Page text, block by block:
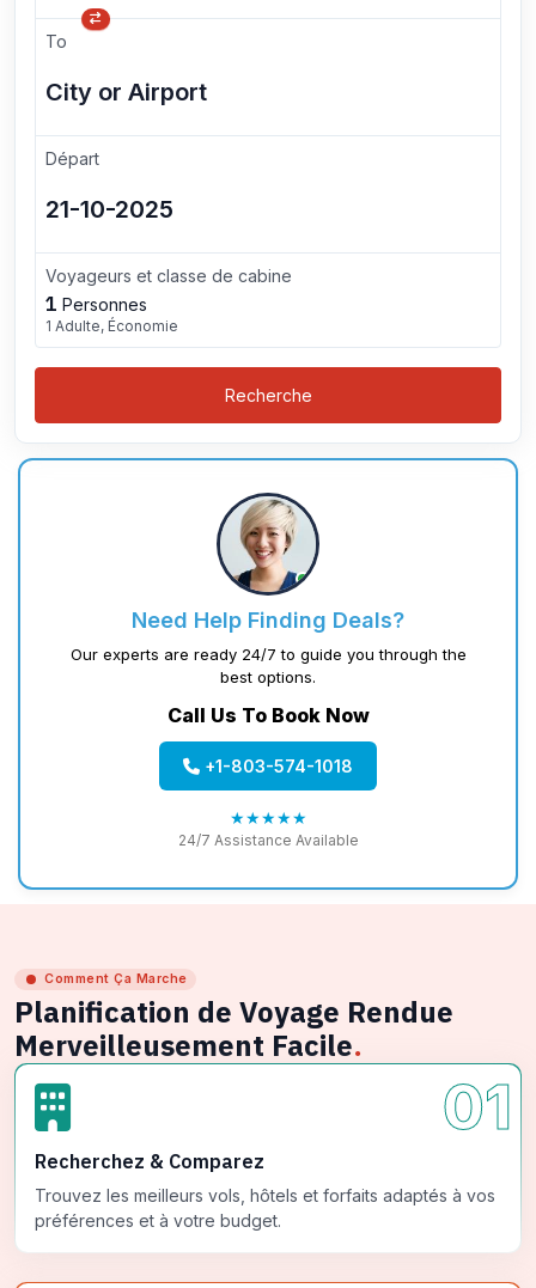
To
Départ
Voyageurs et classe de cabine
1 Personnes
1 Adulte, Économie
Recherche
Need Help Finding Deals?
Our experts are ready 24/7 to guide you through the
best options.
Call Us To Book Now
+1-803-574-1018
★★★★★
24/7 Assistance Available
Comment Ça Marche
Planification de Voyage Rendue
Merveilleusement Facile.
01
Recherchez & Comparez
Trouvez les meilleurs vols, hôtels et forfaits adaptés à vos
préférences et à votre budget.